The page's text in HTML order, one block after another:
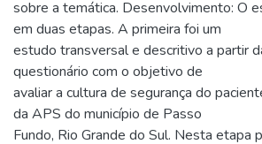
sobre a temática. Desenvolvimento: O
em duas etapas. A primeira foi um
estudo transversal e descritivo a partir
questionário com o objetivo de
avaliar a cultura de segurança do
da APS do município de Passo
Fundo, Rio Grande do Sul. Nesta etapa